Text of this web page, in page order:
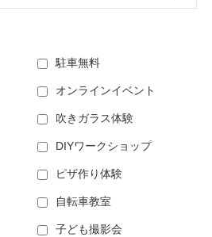
駐車無料
オンラインイベント
吹きガラス体験
DIYワークショップ
ピザ作り体験
自転車教室
子ども撮影会